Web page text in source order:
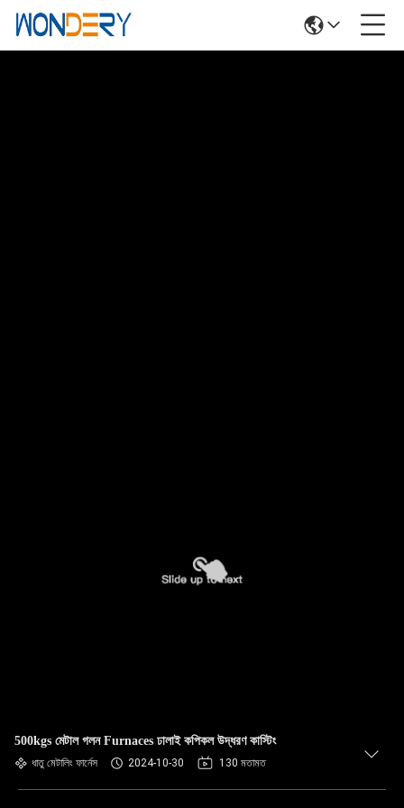
500kgs মেটাল গলন Furnaces ঢালাই কপিকল উদ্ধরণ কাস্টিং
ধাতু মেটালিং ফার্নেস 2024-10-30 130 মতামত